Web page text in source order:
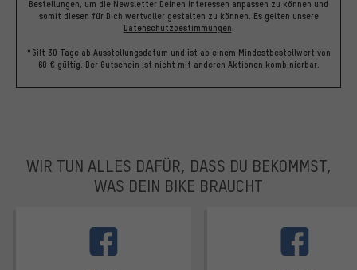
Bestellungen, um die Newsletter Deinen Interessen anpassen zu können und
somit diesen für Dich wertvoller gestalten zu können. Es gelten unsere
Datenschutzbestimmungen.
*Gilt 30 Tage ab Ausstellungsdatum und ist ab einem Mindestbestellwert von
60 € gültig. Der Gutschein ist nicht mit anderen Aktionen kombinierbar.
WIR TUN ALLES DAFÜR, DASS DU BEKOMMST,
WAS DEIN BIKE BRAUCHT